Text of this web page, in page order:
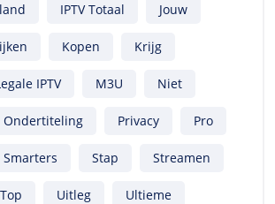
IPTV Totaal Jouw
Kopen Krijg
IPTV M3U Niet
Ondertiteling Privacy Pro
Smarters Stap Streamen
Top Uitleg Ultieme